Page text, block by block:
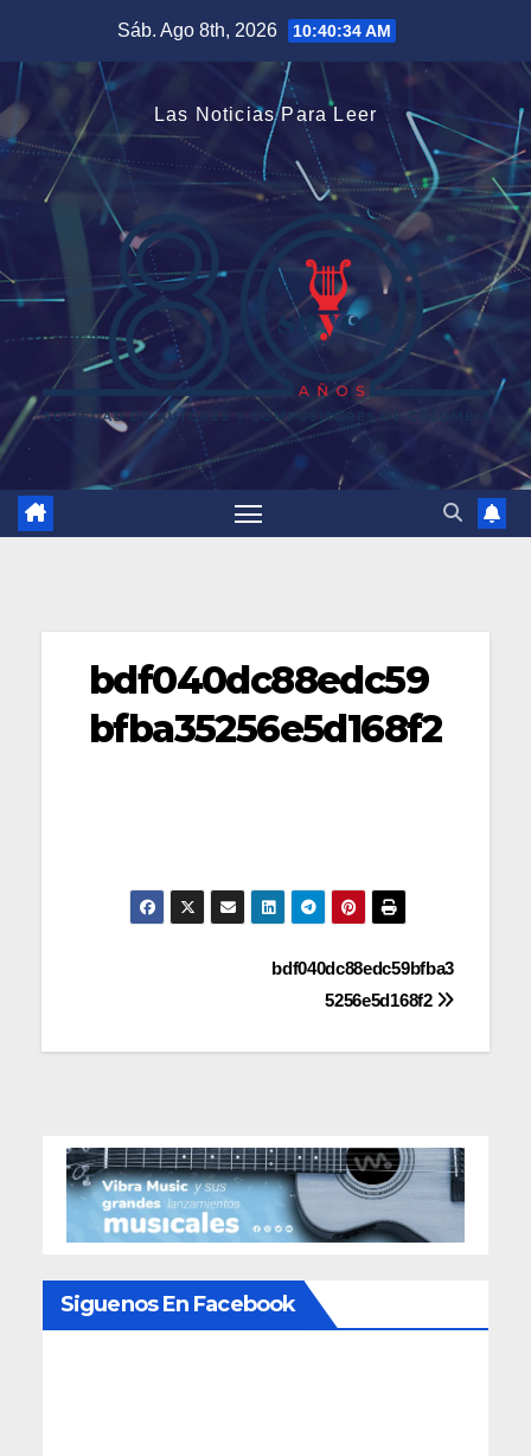
contenido
Sáb. Ago 8th, 2026 10:40:34 AM
Las Noticias Para Leer
bdf040dc88edc59
bfba35256e5d168f2
Navegaciónbdf040dc88edc59bfba3
5256e5d168f2
Siguenos En Facebook